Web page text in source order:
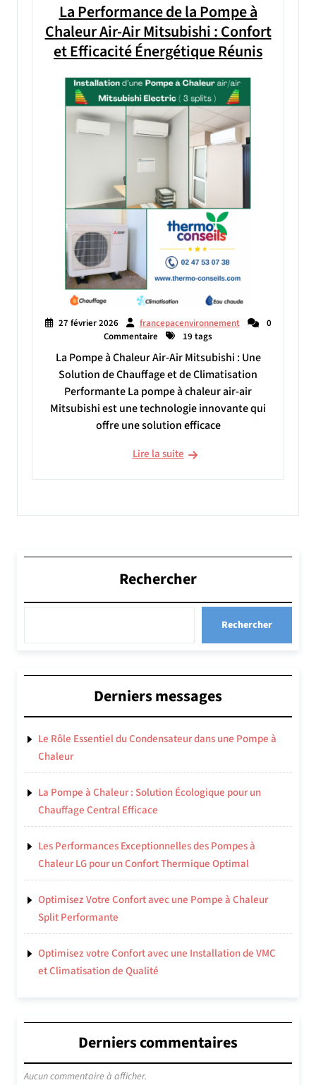
La Performance de la Pompe à
Chaleur Air-Air Mitsubishi : Confort
et Efficacité Énergétique Réunis
27 février 2026 francepacenvironnement
0
Commentaire
19 tags
La Pompe à Chaleur Air-Air Mitsubishi : Une
Solution de Chauffage et de Climatisation
Performante La pompe à chaleur air-air
Mitsubishi est une technologie innovante qui
offre une solution efficace
Lire la suite
Rechercher
Rechercher
Derniers messages
Le Rôle Essentiel du Condensateur dans une Pompe à
Chaleur
La Pompe à Chaleur : Solution Écologique pour un
Chauffage Central Efficace
Les Performances Exceptionnelles des Pompes à
Chaleur LG pour un Confort Thermique Optimal
Optimisez Votre Confort avec une Pompe à Chaleur
Split Performante
Optimisez votre Confort avec une Installation de VMC
et Climatisation de Qualité
Derniers commentaires
Aucun commentaire à afficher.